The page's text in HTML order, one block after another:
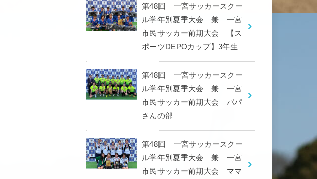
第48回 一宮サッカースクー
ル学年別夏季大会 兼 一宮
市民サッカー前期大会 【ス
ポーツDEPOカップ】3年生
第48回 一宮サッカースクー
ル学年別夏季大会 兼 一宮
市民サッカー前期大会 パパ
さんの部
第48回 一宮サッカースクー
ル学年別夏季大会 兼 一宮
市民サッカー前期大会 ママ